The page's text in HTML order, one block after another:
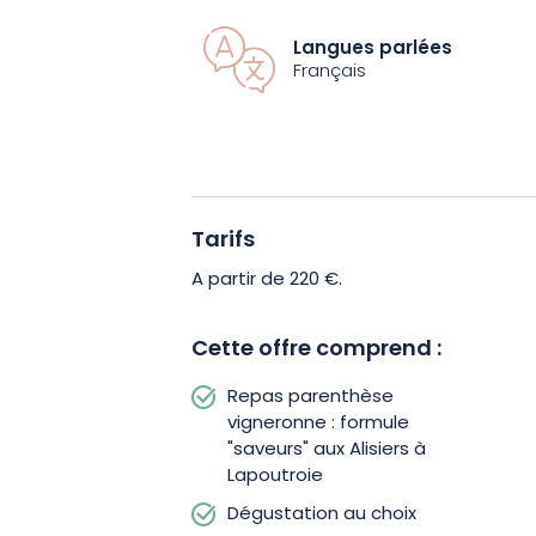
Benoît, Maîtres Restaurateurs et
variété de légumes bio dans le jardin
également installé des ruches pour
sera préparé à partir de produits frais
emblématiques de la région. Vous
Langues parlées
Français
Tarifs
A partir de 220 €.
Cette offre comprend :
Repas parenthèse
vigneronne : formule
"saveurs" aux Alisiers à
Lapoutroie
Dégustation au choix